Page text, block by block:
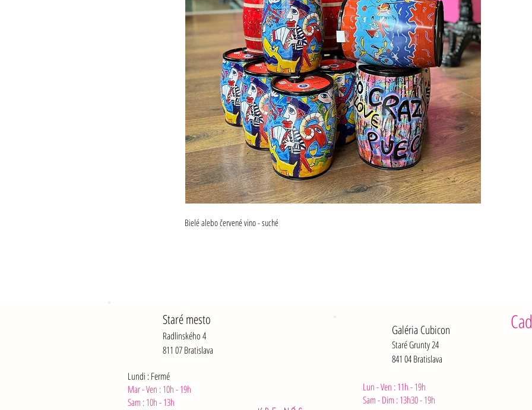
Bielé alebo červené vino - suché
Galéria Cubicon
Staré Grunty 24
841 04 Bratislava
Lun - Ven : 11h - 19h
Sam - Dim :13h30 - 19h
Staré mesto
Radlinského 4
811 07 Bratislava
Lundi : Fermé
Mar - Ven : 10h - 19h
Sam :10h - 13h